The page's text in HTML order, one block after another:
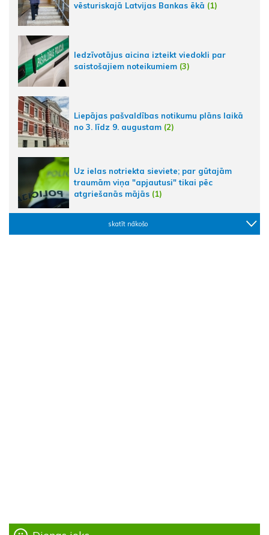
vēsturiskajā Latvijas Bankas ēkā (1)
Iedzīvotājus aicina izteikt viedokli par
saistošajiem noteikumiem (3)
Liepājas pašvaldības notikumu plāns laikā
no 3. līdz 9. augustam (2)
Uz ielas notriekta sieviete; par gūtajām
traumām viņa "apjautusi" tikai pēc
atgriešanās mājās (1)
skatīt nākošo